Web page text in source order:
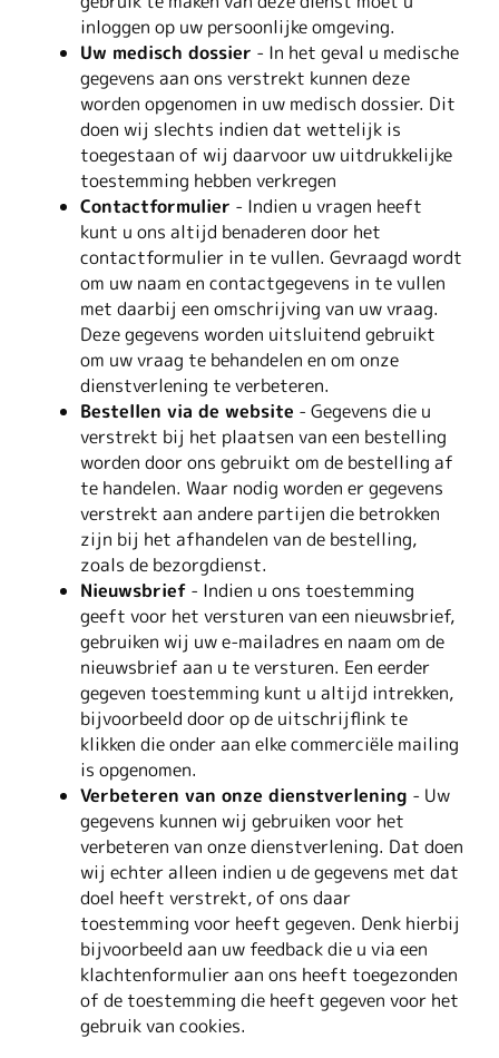
inloggen op uw persoonlijke omgeving.
Uw medisch dossier - In het geval u medische
gegevens aan ons verstrekt kunnen deze
worden opgenomen in uw medisch dossier. Dit
doen wij slechts indien dat wettelijk is
toegestaan of wij daarvoor uw uitdrukkelijke
toestemming hebben verkregen
Contactformulier - Indien u vragen heeft
kunt u ons altijd benaderen door het
contactformulier in te vullen. Gevraagd wordt
om uw naam en contactgegevens in te vullen
met daarbij een omschrijving van uw vraag.
Deze gegevens worden uitsluitend gebruikt
om uw vraag te behandelen en om onze
dienstverlening te verbeteren.
Bestellen via de website - Gegevens die u
verstrekt bij het plaatsen van een bestelling
worden door ons gebruikt om de bestelling af
te handelen. Waar nodig worden er gegevens
verstrekt aan andere partijen die betrokken
zijn bij het afhandelen van de bestelling,
zoals de bezorgdienst.
Nieuwsbrief - Indien u ons toestemming
geeft voor het versturen van een nieuwsbrief,
gebruiken wij uw e-mailadres en naam om de
nieuwsbrief aan u te versturen. Een eerder
gegeven toestemming kunt u altijd intrekken,
bijvoorbeeld door op de uitschrijflink te
klikken die onder aan elke commerciële mailing
is opgenomen.
Verbeteren van onze dienstverlening - Uw
gegevens kunnen wij gebruiken voor het
verbeteren van onze dienstverlening. Dat doen
wij echter alleen indien u de gegevens met dat
doel heeft verstrekt, of ons daar
toestemming voor heeft gegeven. Denk hierbij
bijvoorbeeld aan uw feedback die u via een
klachtenformulier aan ons heeft toegezonden
of de toestemming die heeft gegeven voor het
gebruik van cookies.